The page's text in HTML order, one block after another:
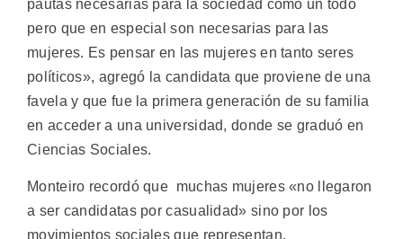
pautas necesarias para la sociedad como un todo
pero que en especial son necesarias para las
mujeres. Es pensar en las mujeres en tanto seres
políticos», agregó la candidata que proviene de una
favela y que fue la primera generación de su familia
en acceder a una universidad, donde se graduó en
Ciencias Sociales.
Monteiro recordó que muchas mujeres «no llegaron
a ser candidatas por casualidad» sino por los
movimientos sociales que representan.